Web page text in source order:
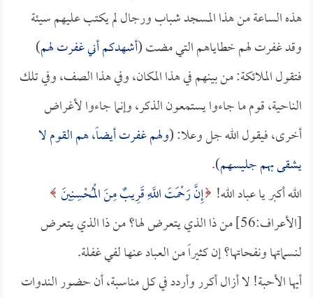
هذه الساعة من هذا المسجد شباب ورجال لم يكتب عليهم سيئة
وقد غفرت لهم خطاياهم التي مضت (أشهدكم أني غفرت لهم)
فتقول الملائكة: من بينهم في هذا المكان، وفي هذا الصف، وفي تلك
الناحية، قوم ما جاءوا يستمعون الذكر، وإنما جاءوا لأغراض
أخرى، فيقول الله جل وعلا: (ولهم غفرت أيضاً، هم القوم لا
يشقى بهم جليسهم).
الله أكبر يا عباد الله! إِنَّ رَحْمَتَ اللَّهِ قَرِيبٌ مِنَ الْمُحْسِنِينَ
[الأعراف:56] من ذا الذي يتعرض لها؟ من ذا الذي يتعرض
لنسماتها ونفحاتها؟ إن كثيراً من العباد عنها لفي غفلة.
أيها الأحبة! لا أزال أكرر وأردد في كل مناسبة، أن حضور الندوات